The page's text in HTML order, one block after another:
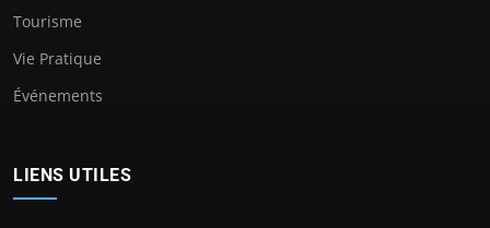
Tourisme
Vie Pratique
Événements
LIENS UTILES